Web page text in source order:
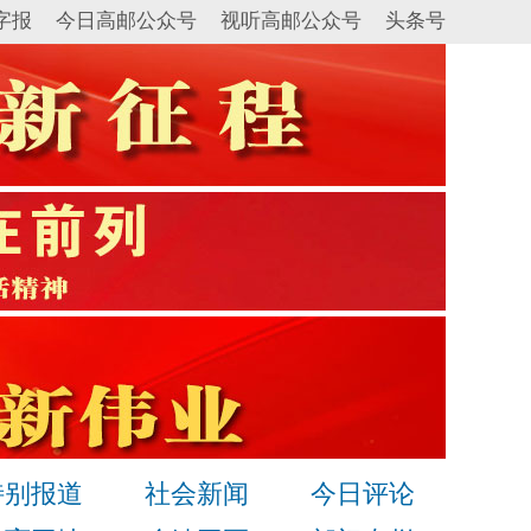
报 今日高邮公众号 视听高邮公众号 头条号
报道 社会新闻
今日评论